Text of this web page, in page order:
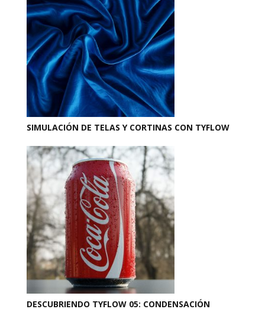
SIMULACIÓN DE TELAS Y CORTINAS CON TYFLOW
DESCUBRIENDO TYFLOW 05: CONDENSACIÓN